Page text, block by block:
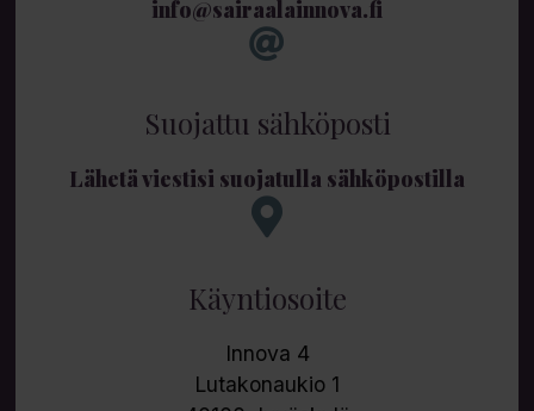
info@sairaalainnova.fi
Suojattu sähköposti
Lähetä viestisi suojatulla sähköpostilla
Käyntiosoite
Innova 4
Lutakonaukio 1